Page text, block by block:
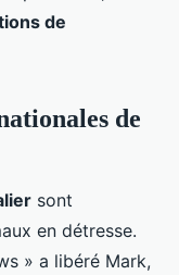
de
de
sont
en détresse.
» a libéré Mark,